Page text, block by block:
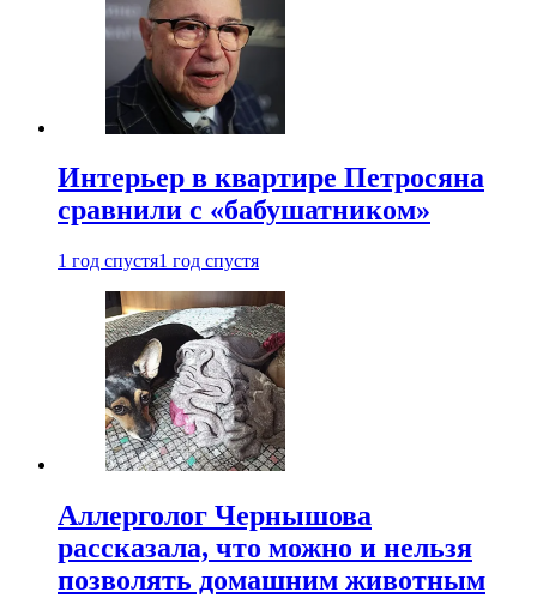
Интерьер в квартире Петросяна
сравнили с «бабушатником»
1 год спустя1 год спустя
Аллерголог Чернышова
рассказала, что можно и нельзя
позволять домашним животным